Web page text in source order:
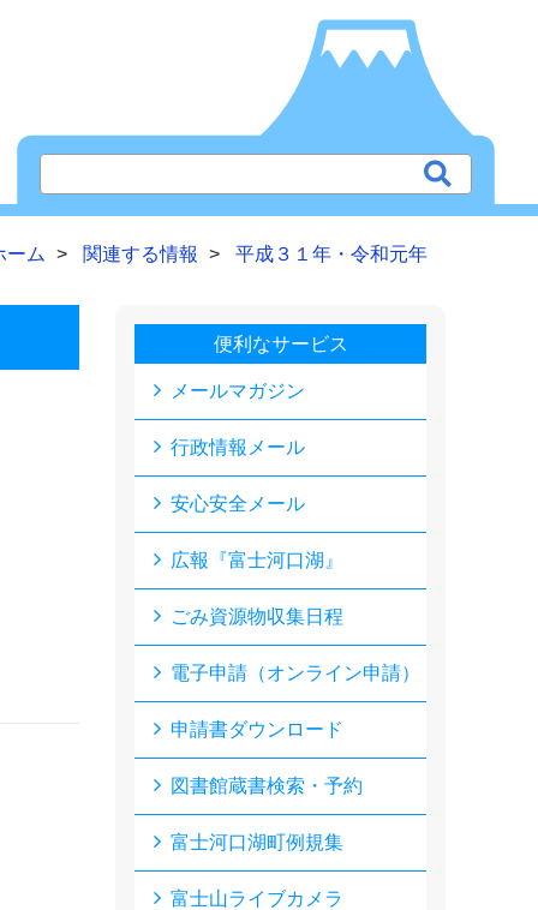
ーム 関連する情報 平成３１年・令和元年
便利なサービス
メールマガジン
行政情報メール
安心安全メール
広報『富士河口湖』
ごみ資源物収集日程
電子申請（オンライン申請）
申請書ダウンロード
図書館蔵書検索・予約
富士河口湖町例規集
富士山ライブカメラ